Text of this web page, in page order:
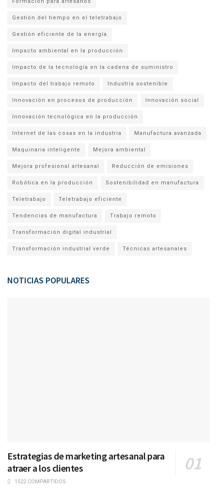
Gestión del tiempo en el teletrabajo
Gestión eficiente de la energía
Impacto ambiental en la producción
Impacto de la tecnología en la cadena de suministro
Impacto del trabajo remoto Industria sostenible
Innovación en procesos de producción Innovación social
Innovación tecnológica en la producción
Internet de las cosas en la industria Manufactura avanzada
Maquinaria inteligente Mejora ambiental
Mejora profesional artesanal Reducción de emisiones
Robótica en la producción Sostenibilidad en manufactura
Teletrabajo Teletrabajo eficiente
Tendencias de manufactura Trabajo remoto
Transformación digital industrial
Transformación industrial verde Técnicas artesanales
NOTICIAS POPULARES
Estrategias de marketing artesanal para
atraer a los clientes
1522 COMPARTIDOS